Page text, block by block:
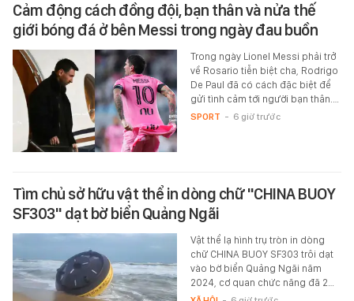
Cảm động cách đồng đội, bạn thân và nửa thế
giới bóng đá ở bên Messi trong ngày đau buồn
Trong ngày Lionel Messi phải trở
về Rosario tiễn biệt cha, Rodrigo
De Paul đã có cách đặc biệt để
gửi tình cảm tới người bạn thân.…
SPORT - 6 giờ trước
Tìm chủ sở hữu vật thể in dòng chữ "CHINA BUOY
SF303" dạt bờ biển Quảng Ngãi
Vật thể lạ hình trụ tròn in dòng
chữ CHINA BUOY SF303 trôi dạt
vào bờ biển Quảng Ngãi năm
2024, cơ quan chức năng đã 2…